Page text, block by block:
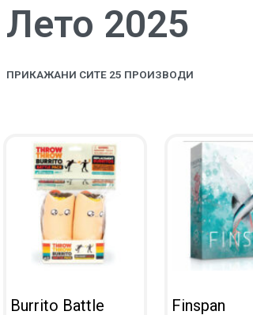
Лето 2025
ПРИКАЖАНИ СИТЕ 25 ПРОИЗВОДИ
Burrito Battle
Finspan